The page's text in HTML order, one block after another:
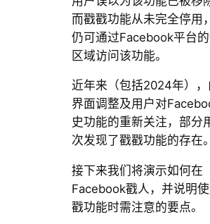
而戳戳功能从未完全停用
仍可通过Facebook平台
区域访问该功能。
近年来（包括2024年），
界面调整及用户对
史功能的重新关注，部分
次发现了戳戳功能的存在。
接下来我们将演示如何在
Facebook戳人，并说明
戳功能时需注意的要点。